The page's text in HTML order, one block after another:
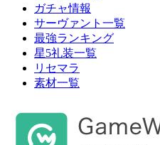
ガチャ情報
サーヴァント一覧
最強ランキング
星5礼装一覧
リセマラ
素材一覧